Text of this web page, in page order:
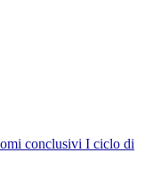
conclusivi I ciclo di